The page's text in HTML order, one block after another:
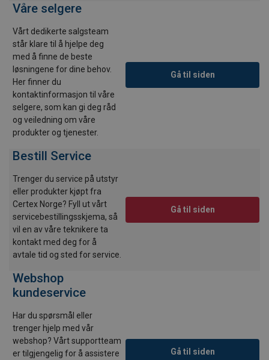
Våre selgere
Vårt dedikerte salgsteam
står klare til å hjelpe deg
med å finne de beste
løsningene for dine behov.
Her finner du
kontaktinformasjon til våre
selgere, som kan gi deg råd
og veiledning om våre
produkter og tjenester.
Gå til siden
Bestill Service
Trenger du service på utstyr
eller produkter kjøpt fra
Certex Norge? Fyll ut vårt
servicebestillingsskjema, så
vil en av våre teknikere ta
kontakt med deg for å
avtale tid og sted for service.
Gå til siden
Webshop
kundeservice
Har du spørsmål eller
trenger hjelp med vår
webshop? Vårt supportteam
er tilgjengelig for å assistere
Gå til siden